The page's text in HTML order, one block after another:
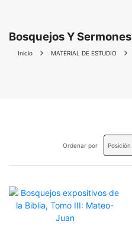
Bosquejos Y Sermones
Inicio MATERIAL DE ESTUDIO
Ordenar por